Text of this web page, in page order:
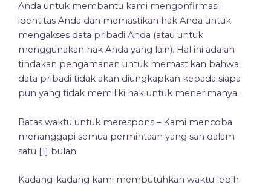
Anda untuk membantu kami mengonfirmasi
identitas Anda dan memastikan hak Anda untuk
mengakses data pribadi Anda (atau untuk
menggunakan hak Anda yang lain). Hal ini adalah
tindakan pengamanan untuk memastikan bahwa
data pribadi tidak akan diungkapkan kepada siapa
pun yang tidak memiliki hak untuk menerimanya.
Batas waktu untuk merespons – Kami mencoba
menanggapi semua permintaan yang sah dalam
satu [1] bulan.
Kadang-kadang kami membutuhkan waktu lebih